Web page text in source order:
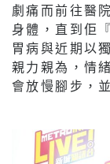
劇痛而前往醫
身體，直到佢
胃病與近期以
親力親為，情
會放慢腳步，